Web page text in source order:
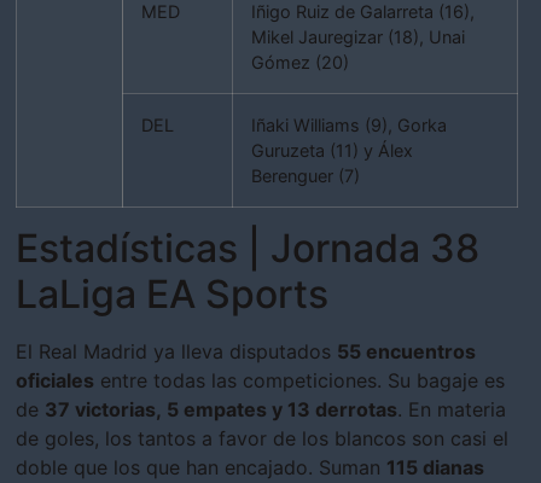
MED
Iñigo Ruiz de Galarreta (16),
Mikel Jauregizar (18), Unai
Gómez (20)
DEL
Iñaki Williams (9), Gorka
Guruzeta (11) y Álex
Berenguer (7)
Estadísticas | Jornada 38
LaLiga EA Sports
El Real Madrid ya lleva disputados 55 encuentros
oficiales entre todas las competiciones. Su bagaje es
de 37 victorias, 5 empates y 13 derrotas. En materia
de goles, los tantos a favor de los blancos son casi el
doble que los que han encajado. Suman 115 dianas